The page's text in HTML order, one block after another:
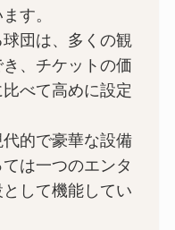
す。
団は、多くの観
、チケットの価
べて高めに設定
的で豪華な設備
は一つのエンタ
して機能してい